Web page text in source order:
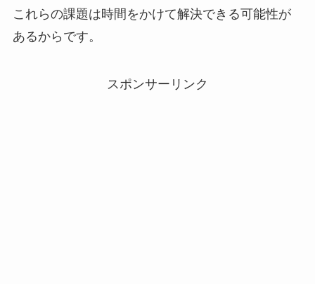
これらの課題は時間をかけて解決できる可能性が
あるからです。
スポンサーリンク